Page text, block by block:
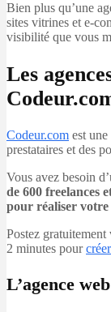
Bien plus qu’une
sites vitrines et e-
visibilité que vous
Les
Codeur.com est
prestataires et des
Vous avez besoin
de 600 freelances
pour réaliser
Postez gratuitement
2 minutes pour
L’agence